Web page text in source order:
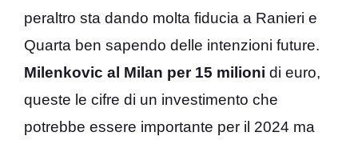
peraltro sta dando molta fiducia a Ranieri e
Quarta ben sapendo delle intenzioni future.
Milenkovic al Milan per 15 milioni di euro,
queste le cifre di un investimento che
potrebbe essere importante per il 2024 ma